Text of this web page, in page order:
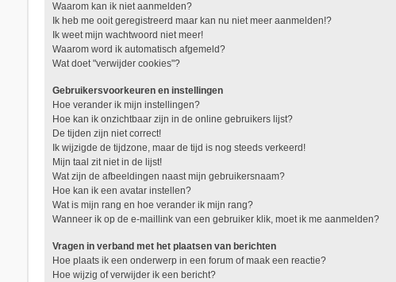
Waarom kan ik niet aanmelden?
Ik heb me ooit geregistreerd maar kan nu niet meer aanmelden!?
Ik weet mijn wachtwoord niet meer!
Waarom word ik automatisch afgemeld?
Wat doet "verwijder cookies"?
Gebruikersvoorkeuren en instellingen
Hoe verander ik mijn instellingen?
Hoe kan ik onzichtbaar zijn in de online gebruikers lijst?
De tijden zijn niet correct!
Ik wijzigde de tijdzone, maar de tijd is nog steeds verkeerd!
Mijn taal zit niet in de lijst!
Wat zijn de afbeeldingen naast mijn gebruikersnaam?
Hoe kan ik een avatar instellen?
Wat is mijn rang en hoe verander ik mijn rang?
Wanneer ik op de e-maillink van een gebruiker klik, moet ik me aanmelden?
Vragen in verband met het plaatsen van berichten
Hoe plaats ik een onderwerp in een forum of maak een reactie?
Hoe wijzig of verwijder ik een bericht?